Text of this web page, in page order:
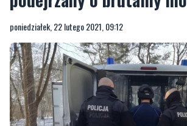
Mężczyzna pochodzący z
podejrzany o brutalny
poniedziałek, 22 lutego 2021, 09:12